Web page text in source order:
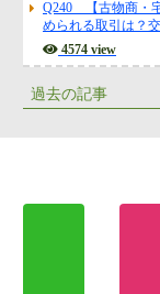
Q240 【古物商・
められる取引は？
4574 view
過去の記事